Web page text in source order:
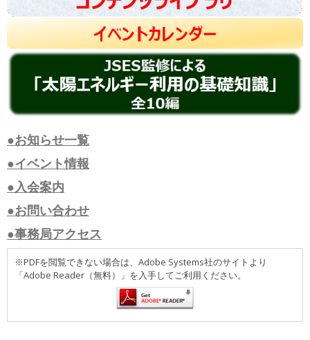
●お知らせ一覧
●イベント情報
●入会案内
●お問い合わせ
●事務局アクセス
※PDFを閲覧できない場合は、Adobe Systems社のサイトより
「Adobe Reader（無料）」を入手してご利用ください。